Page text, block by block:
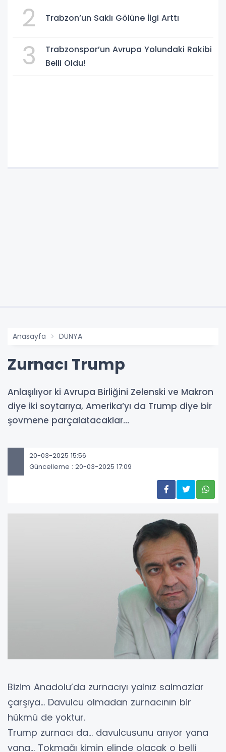
2 Trabzon’un Saklı Gölüne İlgi Arttı
3
Trabzonspor’un Avrupa Yolundaki Rakibi
Belli Oldu!
Anasayfa DÜNYA
Zurnacı Trump
Anlaşılıyor ki Avrupa Birliğini Zelenski ve Makron
diye iki soytarıya, Amerika’yı da Trump diye bir
şovmene parçalatacaklar…
20-03-2025 15:56
Güncelleme : 20-03-2025 17:09
Bizim Anadolu’da zurnacıyı yalnız salmazlar
çarşıya… Davulcu olmadan zurnacının bir
hükmü de yoktur.
Trump zurnacı da… davulcusunu arıyor yana
yana… Tokmağı kimin elinde olacak o belli